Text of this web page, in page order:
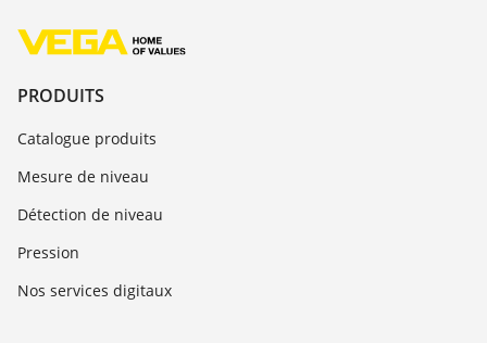
PRODUITS
Catalogue produits
Mesure de niveau
Détection de niveau
Pression
Nos services digitaux